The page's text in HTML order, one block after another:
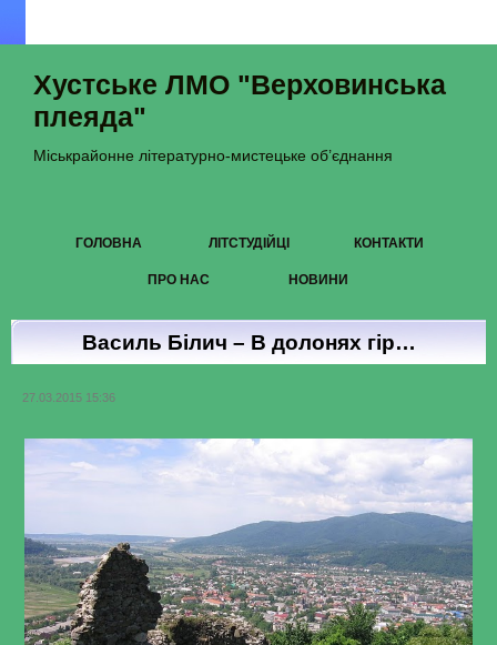
Хустське ЛМО "Верховинська
плеяда"
Міськрайонне літературно-мистецьке об’єднання
ГОЛОВНА ЛІТСТУДІЙЦІ КОНТАКТИ
ПРО НАС НОВИНИ
Василь Білич – В долонях гір…
27.03.2015 15:36